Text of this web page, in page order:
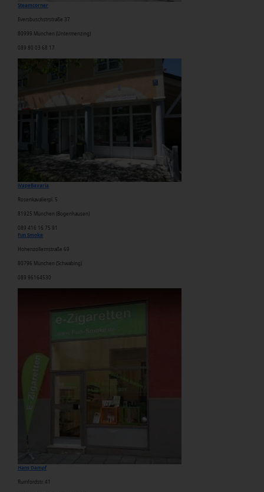
Steamcorner
Eversbuschstrstraße 37
80999 München (Untermenzing)
089 80 03 68 17
iVapeBavaria
Rosenkavalierpl. 5
81925 München (Bogenhausen)
089 416 16 75 91
Fun Smoke
Hohenzollernstraße 69
80796 München (Schwabing)
089 96164530
Hans Dampf
Rumfordstr. 41